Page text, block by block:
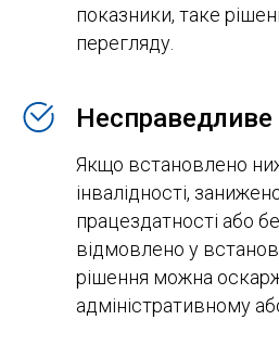
показники, таке
перегляду.
Якщо встановлено
інвалідності,
працездатності або
відмовлено у
рішення можна
адміністративному